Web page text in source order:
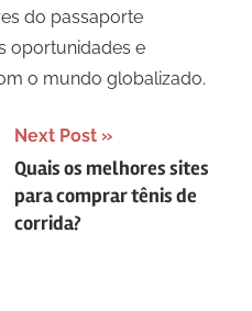
do passaporte
oportunidades e
o mundo globalizado.
Next Post
Quais os melhores sites
para comprar tênis de
corrida?